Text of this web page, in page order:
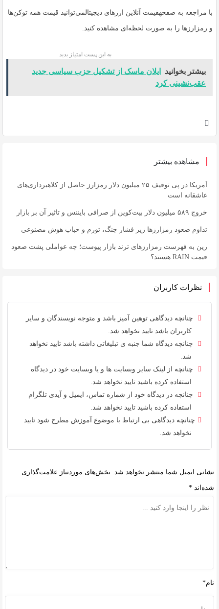
با مراجعه به صفحهقیمت آنلاین ارزهای دیجیتالمی‌توانید قیمت همه توکن‌ها
و رمزارزها را به صورت لحظه‌ای مشاهده کنید.
به این پست امتیاز بدید
بیشتر بخوانید
ایلان ماسک از تشکیل حزب سیاسی جدید
عقب‌نشینی کرد
مشاهده بیشتر
آمریکا در پی توقیف ۲۵ میلیون دلار رمزارز حاصل از کلاهبرداری‌های
عاشقانه است
خروج ۵۸۹ میلیون دلار بیت‌کوین از صرافی بایننس و تاثیر آن بر بازار
تداوم صعود رمزارزها زیر فشار جنگ، تورم و حباب هوش مصنوعی
رین به فهرست رمزارزهای ترند بازار پیوست؛ چه عواملی پشت صعود
قیمت RAIN هستند؟
نظرات کاربران
چنانچه دیدگاهی توهین آمیز باشد و متوجه نویسندگان و سایر
کاربران باشد تایید نخواهد شد.
چنانچه دیدگاه شما جنبه ی تبلیغاتی داشته باشد تایید نخواهد
شد.
چنانچه از لینک سایر وبسایت ها و یا وبسایت خود در دیدگاه
استفاده کرده باشید تایید نخواهد شد.
چنانچه در دیدگاه خود از شماره تماس، ایمیل و آیدی تلگرام
استفاده کرده باشید تایید نخواهد شد.
چنانچه دیدگاهی بی ارتباط با موضوع آموزش مطرح شود تایید
نخواهد شد.
نشانی ایمیل شما منتشر نخواهد شد. بخش‌های موردنیاز علامت‌گذاری
شده‌اند *
نام*